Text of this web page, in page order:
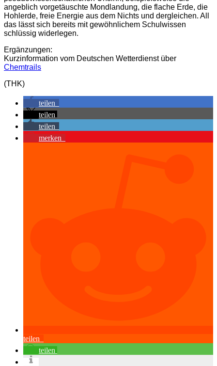
angeblich vorgetäuschte Mondlandung, die flache Erde, die
Hohlerde, freie Energie aus dem Nichts und dergleichen. All
das lässt sich bereits mit gewöhnlichem Schulwissen
schlüssig widerlegen.
Ergänzungen:
Kurzinformation vom Deutschen Wetterdienst über
Chemtrails
(THK)
teilen
teilen
teilen
merken
teilen
teilen